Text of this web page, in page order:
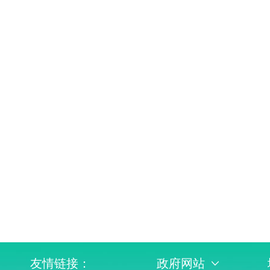
友情链接： 政府网站